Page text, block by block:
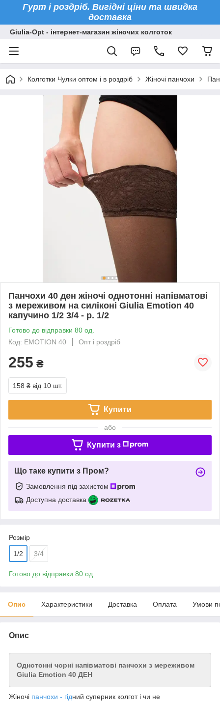
Гурт і роздріб. Вигідні ціни та швидка
доставка
Giulia-Opt - інтернет-магазин жіночих колготок
Колготки Чулки оптом і в роздріб Жіночі панчохи
Панчохи 40 ден жіночі однотонні напівматові
з мереживом на силіконі Giulia Emotion 40
капучино 1/2 3/4 - р. 1/2
Готово до відправки 80 од.
Код: EMOTION 40
Опт і роздріб
255 ₴
158 ₴ від 10 шт.
Купити
або
Купити з
Що таке купити з Пром?
Замовлення під захистом
Доступна доставка
Розмір
1/2 3/4
Готово до відправки 80 од.
Опис Характеристики Доставка Оплата Умови
Опис
Однотонні чорні напівматові панчохи з мереживом
Giulia Emotion 40 ДЕН
Жіночі панчохи - гідний суперник колгот і чи не